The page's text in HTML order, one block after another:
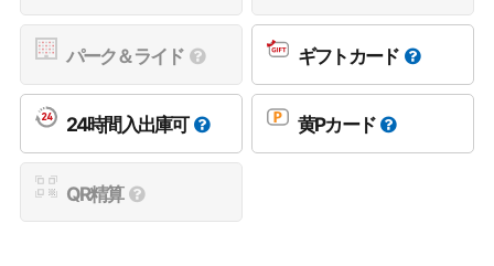
パーク＆ライド ギフトカード
24時間入出庫可 黄Pカード
QR精算